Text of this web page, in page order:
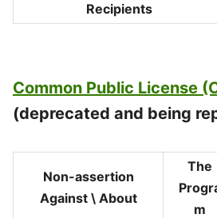
Recipients
Common Public License
(deprecated and being
Non-assertion
Against \ About
The
m